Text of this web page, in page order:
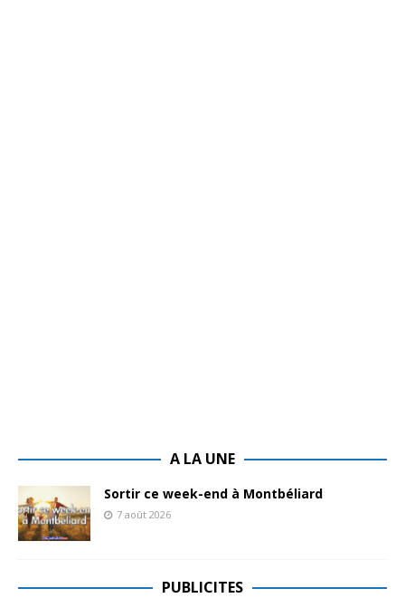
A LA UNE
Sortir ce week-end à Montbéliard
7 août 2026
PUBLICITES